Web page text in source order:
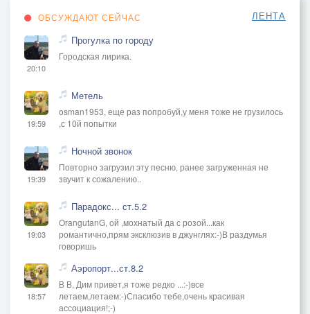
ОБСУЖДАЮТ СЕЙЧАС ЛЕНТА
20:10
Прогулка по городу
Городская лирика.
19:59
Метель
osman1953, еще раз попробуй,у меня тоже не грузилось
,с 10й попытки
19:39
Ночной звонок
Повторно загрузил эту песню, ранее загруженная не
звучит к сожалению..
19:03
Парадокс... ст.5.2
OrangutanG, ой ,мохнатый да с розой...как
романтично,прям эксклюзив в джунглях:-)В раздумья
говоришь
18:57
Аэропорт...ст.8.2
В В, Дим привет,я тоже редко ...:-)все
летаем,летаем:-)Спасибо тебе,очень красивая
ассоциация!;-)